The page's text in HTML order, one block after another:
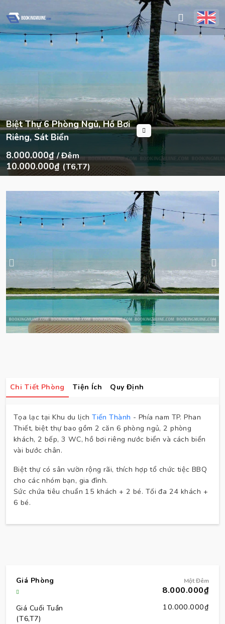
Biệt Thự 6 Phòng Ngủ, Hồ Bơi
Riêng, Sát Biển
8.000.000₫/ Đêm
10.000.000₫(T6,T7)
Chi Tiết Phòng Tiện Ích Quy Định
Tọa lạc tại Khu du lịchTiến Thành - Phía nam TP. Phan
Thiết, biệt thự bao gồm 2 căn 6 phòng ngủ, 2 phòng
khách, 2 bếp, 3 WC, hồ bơi riêng nước biển và cách biển
vài bước chân.
Biệt thự có sân vườn rộng rãi, thích hợp tổ chức tiệc BBQ
cho các nhóm bạn, gia đình.
Sức chứa tiêu chuẩn 15 khách + 2 bé. Tối đa 24 khách +
6 bé.
Giá Phòng Một Đêm
8.000.000₫
Giá Cuối Tuần
(T6,T7)
10.000.000₫